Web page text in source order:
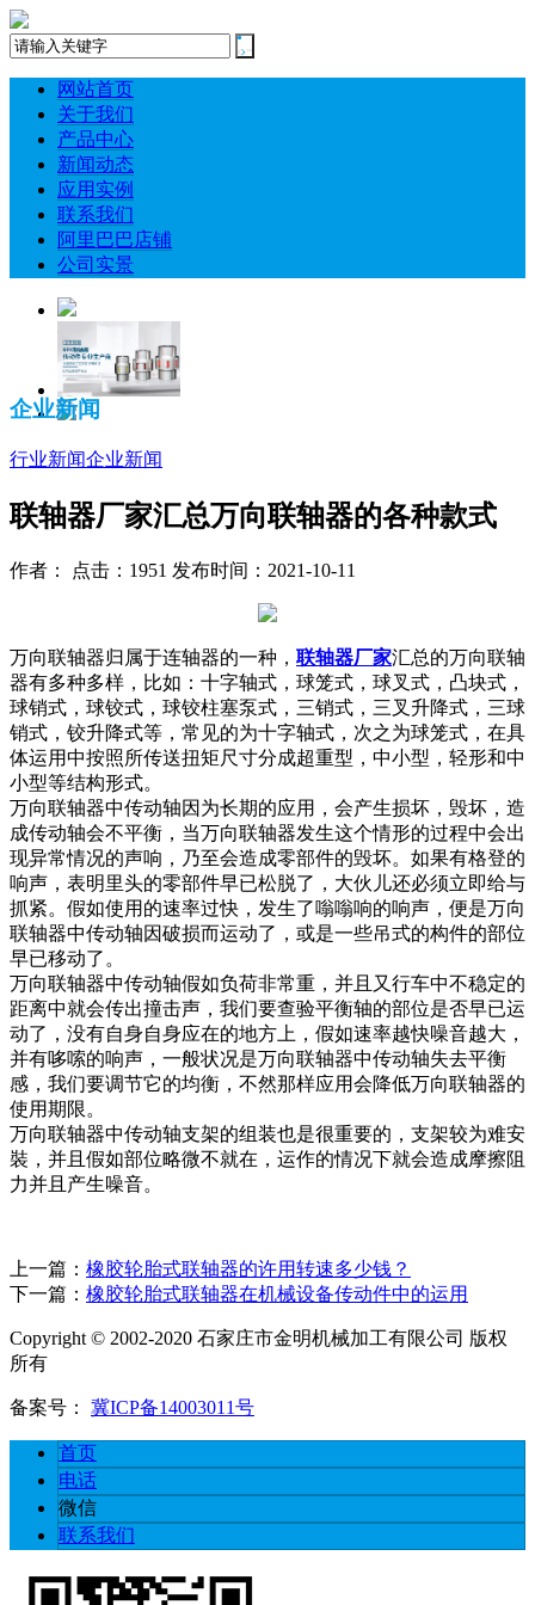
网站首页
关于我们
产品中心
新闻动态
应用实例
联系我们
阿里巴巴店铺
公司实景
企业新闻
行业新闻企业新闻
联轴器厂家汇总万向联轴器的各种款式
作者： 点击：1951 发布时间：2021-10-11
万向联轴器归属于连轴器的一种， 联轴器厂家汇总的万向联轴
器有多种多样，比如：十字轴式，球笼式，球叉式，凸块式，
球销式，球铰式，球铰柱塞泵式，三销式，三叉升降式，三球
销式，铰升降式等，常见的为十字轴式，次之为球笼式，在具
体运用中按照所传送扭矩尺寸分成超重型，中小型，轻形和中
小型等结构形式。
万向联轴器中传动轴因为长期的应用，会产生损坏，毁坏，造
成传动轴会不平衡，当万向联轴器发生这个情形的过程中会出
现异常情况的声响，乃至会造成零部件的毁坏。如果有格登的
响声，表明里头的零部件早已松脱了，大伙儿还必须立即给与
抓紧。假如使用的速率过快，发生了嗡嗡响的响声，便是万向
联轴器中传动轴因破损而运动了，或是一些吊式的构件的部位
早已移动了。
万向联轴器中传动轴假如负荷非常重，并且又行车中不稳定的
距离中就会传出撞击声，我们要查验平衡轴的部位是否早已运
动了，没有自身自身应在的地方上，假如速率越快噪音越大，
并有哆嗦的响声，一般状况是万向联轴器中传动轴失去平衡
感，我们要调节它的均衡，不然那样应用会降低万向联轴器的
使用期限。
万向联轴器中传动轴支架的组装也是很重要的，支架较为难安
裝，并且假如部位略微不就在，运作的情况下就会造成摩擦阻
力并且产生噪音。
上一篇： 橡胶轮胎式联轴器的许用转速多少钱？
下一篇： 橡胶轮胎式联轴器在机械设备传动件中的运用
Copyright © 2002-2020 石家庄市金明机械加工有限公司 版权
所有
备案号： 冀ICP备14003011号
首页
电话
微信
联系我们